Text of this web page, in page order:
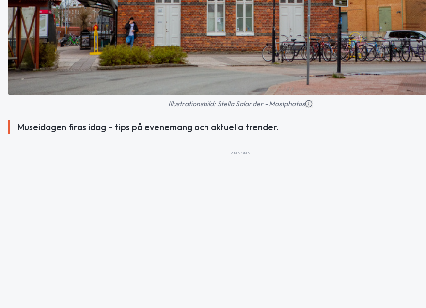
Illustrationsbild: Stella Salander - Mostphotos
Museidagen firas idag – tips på evenemang och aktuella trender.
ANNONS